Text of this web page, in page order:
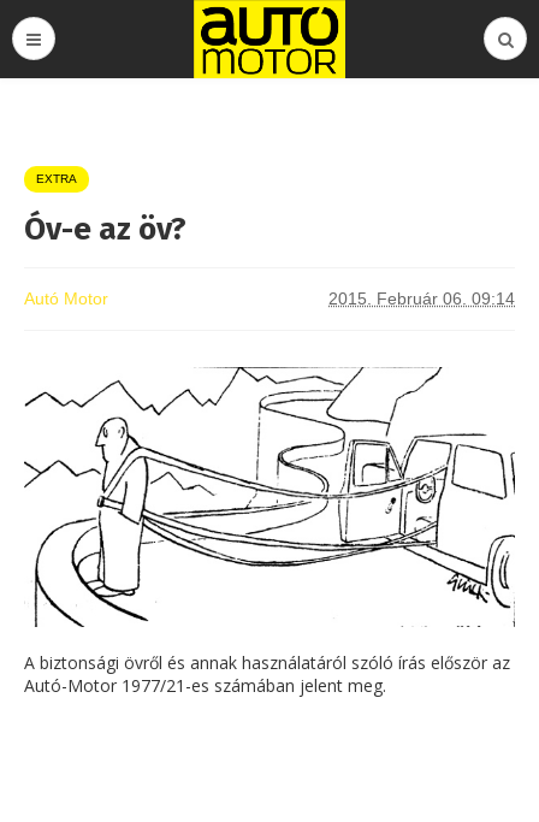
EXTRA
Óv-e az öv?
Autó Motor 2015. Február 06. 09:14
A biztonsági övről és annak használatáról szóló írás először az
Autó-Motor 1977/21-es számában jelent meg.